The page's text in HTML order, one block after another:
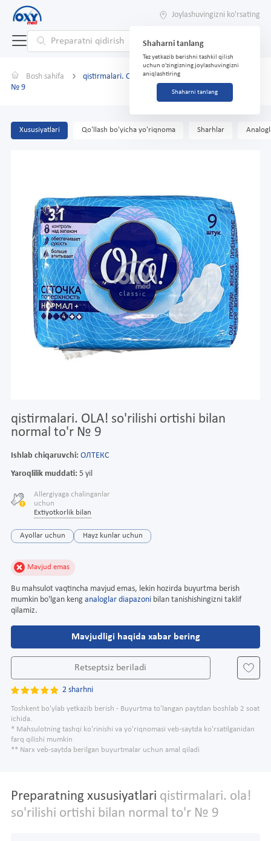
Joylashuvingizni ko'rsating
Shaharni tanlang
Tez yetkazib berishni tashkil qilish
uchun o'zingizning joylashuvingizni
aniqlashtiring
Shaharni tanlang
Bosh sahifa
qistirmalari. OLA! so'rilishi ortishi bilan normal to'r
№ 9
Xususiyatlari Qo'llash bo'yicha yo'riqnoma Sharhlar
qistirmalari. OLA! so'rilishi ortishi bilan
normal to'r № 9
Ishlab chiqaruvchi: ОЛТЕКС
Yaroqlilik muddati: 5 yil
Allergiyaga chalinganlar
uchun
Extiyotkorlik bilan
Ayollar uchun Hayz kunlar uchun
Mavjud emas
Bu mahsulot vaqtincha mavjud emas, lekin hozirda buyurtma berish
mumkin bo'lgan keng analoglar diapazoni bilan tanishishingizni taklif
qilamiz.
Mavjudligi haqida xabar bering
Retseptsiz beriladi
2 sharhni
Toshkent bo'ylab yetkazib berish - Buyurtma to'langan paytdan boshlab 2 soat
ichida.
* Mahsulotning tashqi ko'rinishi va yo'riqnomasi veb-saytda ko'rsatilganidan
farq qilishi mumkin
** Narx veb-saytda berilgan buyurtmalar uchun amal qiladi
Preparatning xususiyatlari qistirmalari. ola!
so'rilishi ortishi bilan normal to'r № 9